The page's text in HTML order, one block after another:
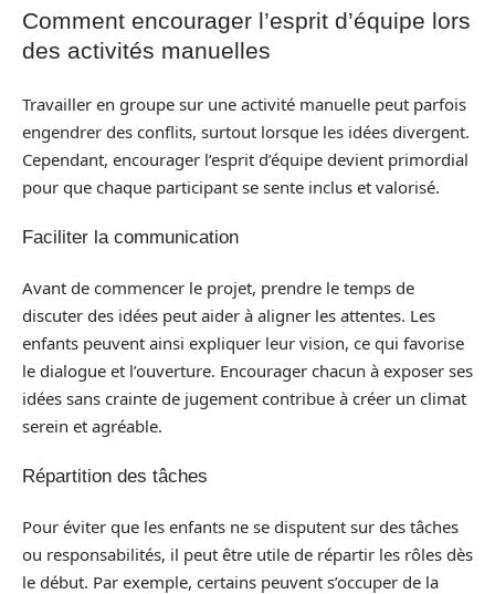
Comment encourager l’esprit d’équipe lors
des activités manuelles
Travailler en groupe sur une activité manuelle peut parfois
engendrer des conflits, surtout lorsque les idées divergent.
Cependant, encourager l’esprit d’équipe devient primordial
pour que chaque participant se sente inclus et valorisé.
Faciliter la communication
Avant de commencer le projet, prendre le temps de
discuter des idées peut aider à aligner les attentes. Les
enfants peuvent ainsi expliquer leur vision, ce qui favorise
le dialogue et l’ouverture. Encourager chacun à exposer ses
idées sans crainte de jugement contribue à créer un climat
serein et agréable.
Répartition des tâches
Pour éviter que les enfants ne se disputent sur des tâches
ou responsabilités, il peut être utile de répartir les rôles dès
le début. Par exemple, certains peuvent s’occuper de la